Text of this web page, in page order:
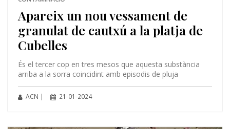
Apareix un nou vessament de
granulat de cautxú a la platja de
Cubelles
És el tercer cop en tres mesos que aquesta substància
arriba a la sorra coincidint amb episodis de pluja
ACN | 21-01-2024